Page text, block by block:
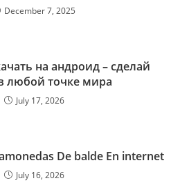
December 7, 2025
на андроид – сделай
любой точке мира
July 17, 2026
De balde En internet
July 16, 2026